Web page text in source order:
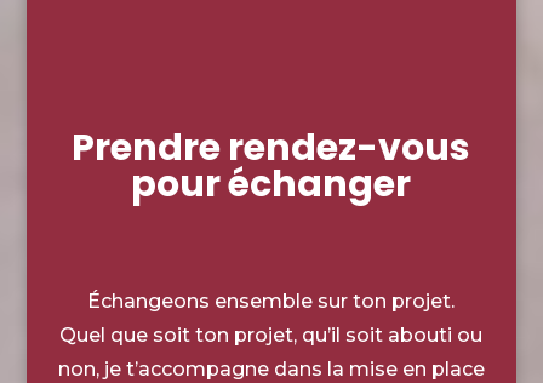
Prendre rendez-vous
pour échanger
Échangeons ensemble sur ton projet.
Quel que soit ton projet, qu’il soit abouti ou
non, je t’accompagne dans la mise en place